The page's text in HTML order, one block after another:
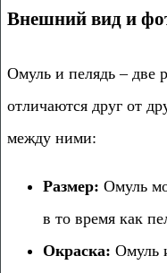
Внешний вид и
Омуль и пелядь – две
отличаются друг от
между ними:
Размер: Омуль
в то время как
Окраска: Омуль